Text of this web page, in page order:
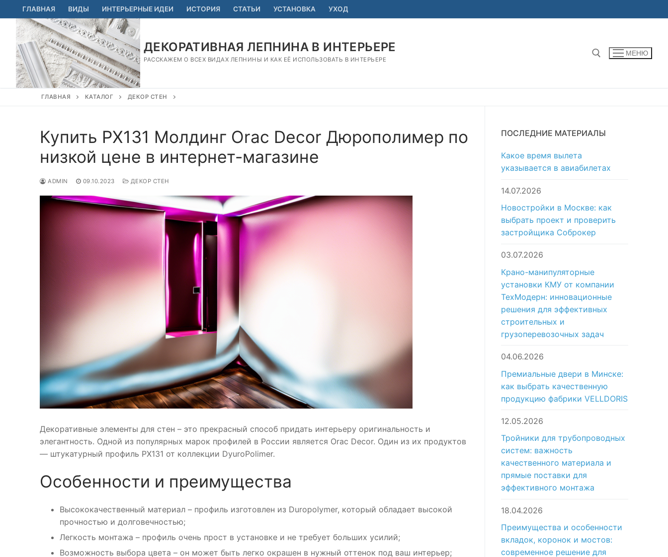
Перейти
к
содержимому
ГЛАВНАЯ ВИДЫ ИНТЕРЬЕРНЫЕ ИДЕИ ИСТОРИЯ СТАТЬИ УСТАНОВКА УХОД
ДЕКОРАТИВНАЯ ЛЕПНИНА В ИНТЕРЬЕРЕ
РАССКАЖЕМ О ВСЕХ ВИДАХ ЛЕПНИНЫ И КАК ЕЁ ИСПОЛЬЗОВАТЬ В ИНТЕРЬЕРЕ
МЕНЮ
ГЛАВНАЯ КАТАЛОГ ДЕКОР СТЕН
Купить PX131 Молдинг Orac Decor Дюрополимер по
низкой цене в интернет-магазине
ADMIN 09.10.2023 ДЕКОР СТЕН
Декоративные элементы для стен – это прекрасный способ придать интерьеру оригинальность и
элегантность. Одной из популярных марок профилей в России является Orac Decor. Один из их продуктов
— штукатурный профиль PX131 от коллекции DyuroPolimer.
Особенности и преимущества
Высококачественный материал – профиль изготовлен из Duropolymer, который обладает высокой
прочностью и долговечностью;
Легкость монтажа – профиль очень прост в установке и не требует больших усилий;
Возможность выбора цвета – он может быть легко окрашен в нужный оттенок под ваш интерьер;
ПОСЛЕДНИЕ МАТЕРИАЛЫ
Какое время вылета
указывается в авиабилетах
14.07.2026
Новостройки в Москве: как
выбрать проект и проверить
застройщика Соброкер
03.07.2026
Крано-манипуляторные
установки КМУ от компании
ТехМодерн: инновационные
решения для эффективных
строительных и
грузоперевозочных задач
04.06.2026
Премиальные двери в Минске:
как выбрать качественную
продукцию фабрики VELLDORIS
12.05.2026
Тройники для трубопроводных
систем: важность
качественного материала и
прямые поставки для
эффективного монтажа
18.04.2026
Преимущества и особенности
вкладок, коронок и мостов:
современное решение для